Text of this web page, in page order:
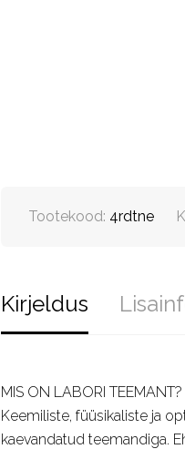
Tootekood: 4rdtne
Kirjeldus
MIS ON LABORI TEEMANT?
Keemiliste, füüsikaliste ja
kaevandatud teemandiga.